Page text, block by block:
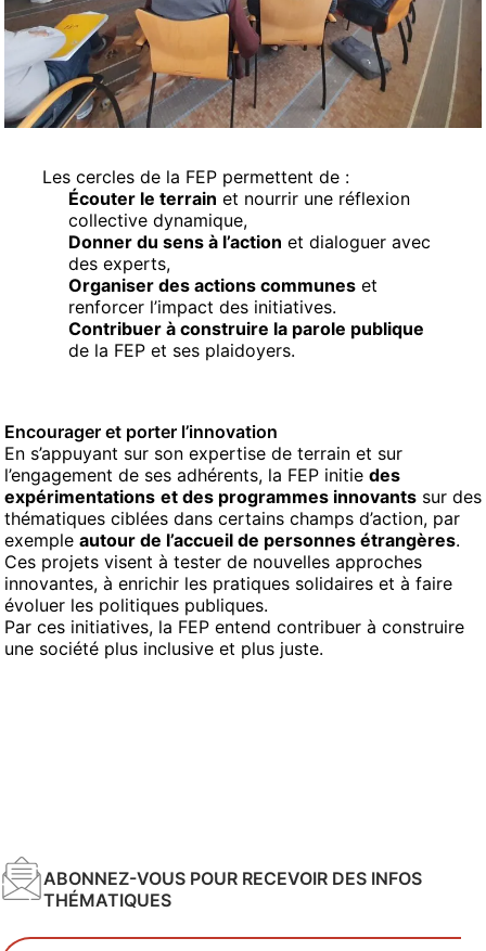
Les cercles de la FEP permettent de :
Écouter le terrain et nourrir une réflexion
collective dynamique,
Donner du sens à l’action et dialoguer avec
des experts,
Organiser des actions communes et
renforcer l’impact des initiatives.
Contribuer à construire la parole publique
de la FEP et ses plaidoyers.
Encourager et porter l’innovation
En s’appuyant sur son expertise de terrain et sur
l’engagement de ses adhérents, la FEP initie des
expérimentations et des programmes innovants sur des
thématiques ciblées dans certains champs d’action, par
exemple autour de l’accueil de personnes étrangères.
Ces projets visent à tester de nouvelles approches
innovantes, à enrichir les pratiques solidaires et à faire
évoluer les politiques publiques.
Par ces initiatives, la FEP entend contribuer à construire
une société plus inclusive et plus juste.
ABONNEZ-VOUS POUR RECEVOIR DES INFOS
THÉMATIQUES